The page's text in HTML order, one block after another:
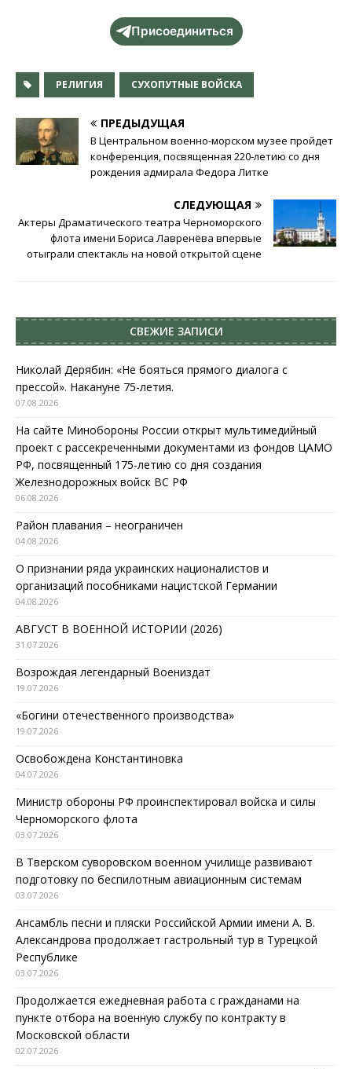
Присоединиться
РЕЛИГИЯ СУХОПУТНЫЕ ВОЙСКА
ПРЕДЫДУЩАЯ
В Центральном военно-морском музее пройдет
конференция, посвященная 220-летию со дня
рождения адмирала Федора Литке
СЛЕДУЮЩАЯ
Актеры Драматического театра Черноморского
флота имени Бориса Лавренёва впервые
отыграли спектакль на новой открытой сцене
СВЕЖИЕ ЗАПИСИ
Николай Дерябин: «Не бояться прямого диалога с
прессой». Накануне 75-летия.
07.08.2026
На сайте Минобороны России открыт мультимедийный
проект с рассекреченными документами из фондов ЦАМО
РФ, посвященный 175-летию со дня создания
Железнодорожных войск ВС РФ
06.08.2026
Район плавания – неограничен
04.08.2026
О признании ряда украинских националистов и
организаций пособниками нацистской Германии
04.08.2026
АВГУСТ В ВОЕННОЙ ИСТОРИИ (2026)
31.07.2026
Возрождая легендарный Воениздат
19.07.2026
«Богини отечественного производства»
19.07.2026
Освобождена Константиновка
04.07.2026
Министр обороны РФ проинспектировал войска и силы
Черноморского флота
03.07.2026
В Тверском суворовском военном училище развивают
подготовку по беспилотным авиационным системам
03.07.2026
Ансамбль песни и пляски Российской Армии имени А. В.
Александрова продолжает гастрольный тур в Турецкой
Республике
03.07.2026
Продолжается ежедневная работа с гражданами на
пункте отбора на военную службу по контракту в
Московской области
02.07.2026